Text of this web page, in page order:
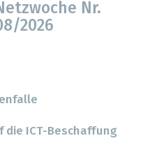
Nr.
2026
die ICT-Beschaffung